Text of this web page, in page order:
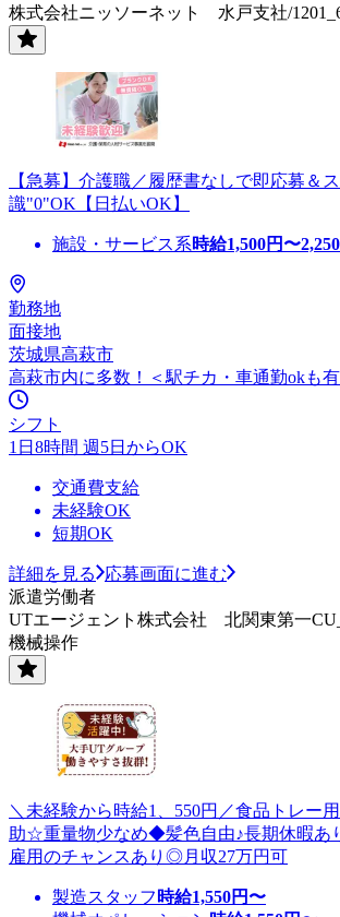
株式会社ニッソーネット 水戸支社/
【急募】介護職／履歴書なしで即応募＆
識"0"OK【日払いOK】
施設・サービス系時給1,500円〜2,250
勤務地
面接地
茨城県高萩市
高萩市内に多数！＜駅チカ・車通勤okも有
シフト
1日8時間 週5日からOK
交通費支給
未経験OK
短期OK
詳細を見る
応募画面に進む
派遣労働者
UTエージェント株式会社 北関東第一
機械操作
＼未経験から時給1、550円／食品トレー
助☆重量物少なめ◆髪色自由♪長期休暇
雇用のチャンスあり◎月収27万円可
製造スタッフ 時給1,550円〜